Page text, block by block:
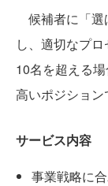
候補者に「選
し、適切なプ
10名を超える
高いポジション
サービス内容
事業戦略に